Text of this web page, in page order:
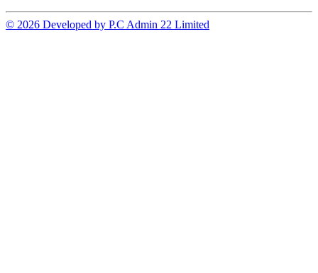
© 2026 Developed by P.C Admin 22 Limited